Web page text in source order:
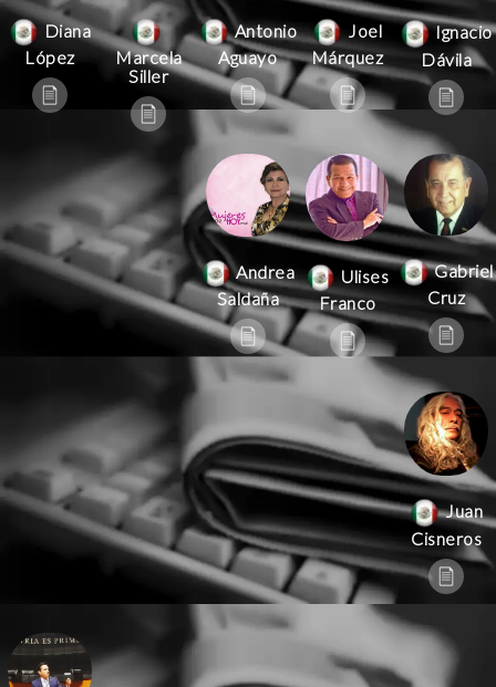
Diana
López
Marcela
Siller
Antonio
Aguayo
Joel
Márquez
Ignacio
Dávila
Andrea
Saldaña
Ulises
Franco
Gabriel
Cruz
Juan
Cisneros